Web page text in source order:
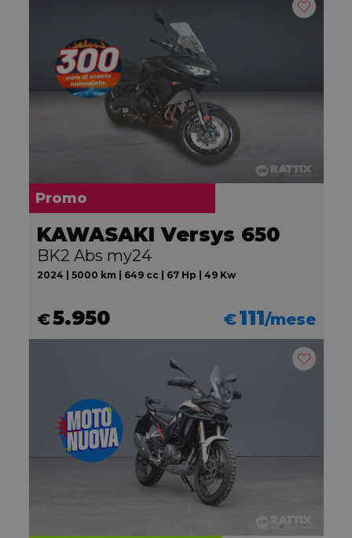
Promo
KAWASAKI Versys 650
BK2 Abs my24
2024 | 5000 km | 649 cc | 67 Hp | 49 Kw
€5.950 €111/mese